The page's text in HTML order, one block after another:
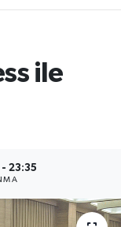
ile
23:35